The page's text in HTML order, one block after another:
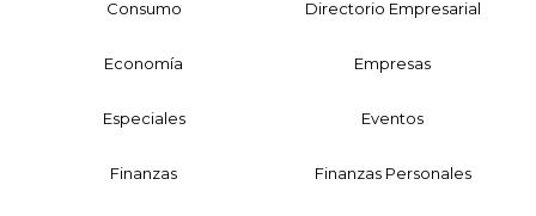
Consumo Directorio Empresarial
Economía Empresas
Especiales Eventos
Finanzas Finanzas Personales